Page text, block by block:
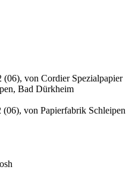
(06), von Cordier Spezialpapier
Bad Dürkheim
von Papierfabrik Schleipen